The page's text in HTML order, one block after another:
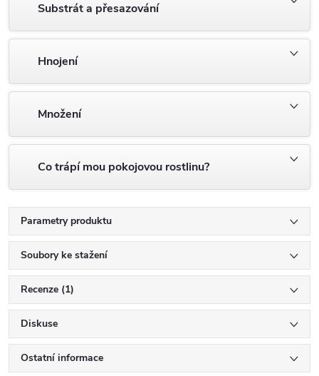
Substrát a přesazování
Hnojení
Množení
Co trápí mou pokojovou rostlinu?
Parametry produktu
Soubory ke stažení
Recenze (1)
Diskuse
Ostatní informace